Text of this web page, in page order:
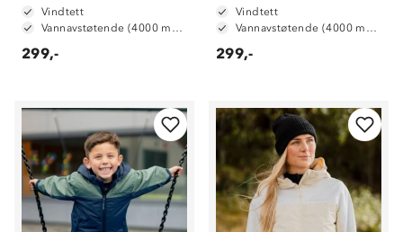
Vindtett
Vannavstøtende (4000 mm vannsøyle)
299,-
Vindtett
Vannavstøtende (4000 mm vannsøyle)
299,-